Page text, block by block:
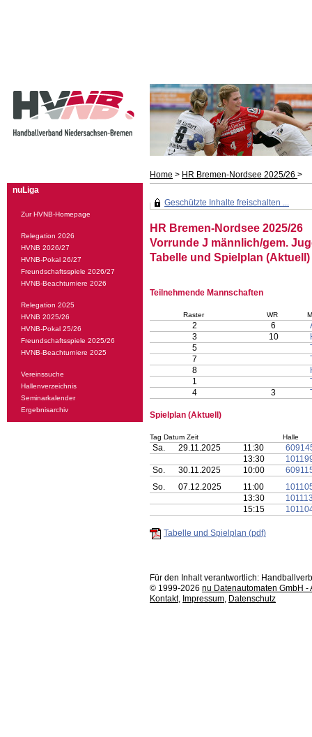
Home > HR Bremen-Nordsee 2025/26 >
nuLiga
Zur HVNB-Homepage
Relegation 2026
HVNB 2026/27
HVNB-Pokal 26/27
Freundschaftsspiele 2026/27
HVNB-Beachturniere 2026
Relegation 2025
HVNB 2025/26
HVNB-Pokal 25/26
Freundschaftsspiele 2025/26
HVNB-Beachturniere 2025
Vereinssuche
Hallenverzeichnis
Seminarkalender
Ergebnisarchiv
Geschützte Inhalte freischalten ...
HR Bremen-Nordsee 2025/26
Vorrunde J männlich/gem.
Tabelle und Spielplan (Aktuell)
Teilnehmende Mannschaften
Raster WR
2 6
3
10
5
7
8
1
4
3
Spielplan (Aktuell)
Tag Datum Zeit Halle
Sa. 29.11.2025 11:30
13:30
So.
30.11.2025 10:00
So.
07.12.2025 11:00
13:30
15:15
Tabelle und Spielplan (pdf)
Für den Inhalt verantwortlich:
© 1999-2026 nu Datenautomaten GmbH
Kontakt, Impressum, Datenschutz